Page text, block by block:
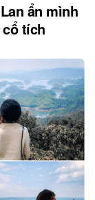
ẩn mình
tích